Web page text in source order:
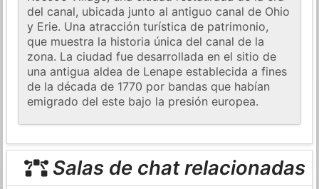
del canal, ubicada junto al antiguo canal de Ohio
y Erie. Una atracción turística de patrimonio,
que muestra la historia única del canal de la
zona. La ciudad fue desarrollada en el sitio de
una antigua aldea de Lenape establecida a fines
de la década de 1770 por bandas que habían
emigrado del este bajo la presión europea.
Salas de chat relacionadas